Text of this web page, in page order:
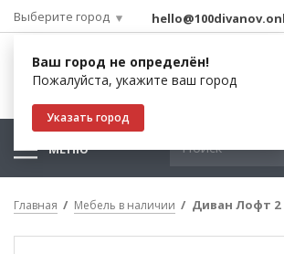
Выберите город
Ваш город не определён!
Пожалуйста, укажите ваш город
Указать город
МЕНЮ
Главная Мебель в наличии Диван Лофт 2